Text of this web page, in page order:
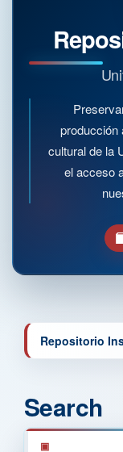
producción
cultural de la
el acceso
Repositorio
Search